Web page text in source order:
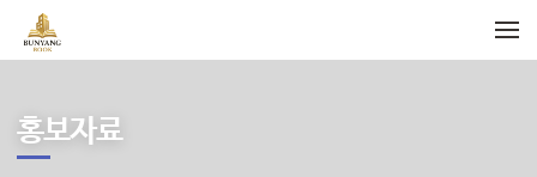
홍보자료